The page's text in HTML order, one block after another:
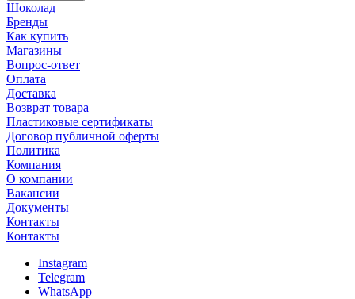
Шоколад
Бренды
Как купить
Магазины
Вопрос-ответ
Оплата
Доставка
Возврат товара
Пластиковые сертификаты
Договор публичной оферты
Политика
Компания
О компании
Вакансии
Документы
Контакты
Контакты
Instagram
Telegram
WhatsApp